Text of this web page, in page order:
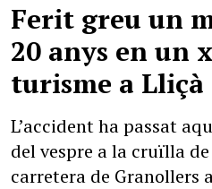
Ferit greu un
20 anys en un
turisme a Lliçà
L’accident ha passat
del vespre a la cruïlla
carretera de Granollers